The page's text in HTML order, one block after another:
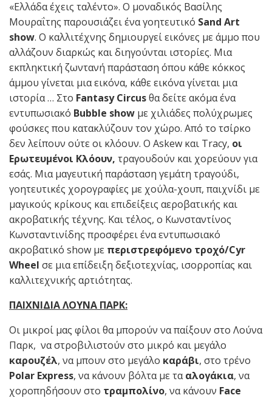
«Ελλάδα έχεις ταλέντο». Ο μοναδικός Βασίλης
Μουραΐτης παρουσιάζει ένα γοητευτικό Sand Art
show. Ο καλλιτέχνης δημιουργεί εικόνες με άμμο που
αλλάζουν διαρκώς και διηγούνται ιστορίες. Μια
εκπληκτική ζωντανή παράσταση όπου κάθε κόκκος
άμμου γίνεται μια εικόνα, κάθε εικόνα γίνεται μια
ιστορία … Στο Fantasy Circusθα δείτε ακόμα ένα
εντυπωσιακό Bubble show με χιλιάδες πολύχρωμες
φούσκες που κατακλύζουν τον χώρο. Από το τσίρκο
δεν λείπουν ούτε οι κλόουν. Ο Askew και Tracy, οι
Ερωτευμένοι Κλόουν, τραγουδούν και χορεύουν για
εσάς. Μια μαγευτική παράσταση γεμάτη τραγούδι,
γοητευτικές χορογραφίες με χούλα-χουπ, παιχνίδι με
μαγικούς κρίκους και επιδείξεις αεροβατικής και
ακροβατικής τέχνης. Και τέλος, ο Κωνσταντίνος
Κωνσταντινίδης προσφέρει ένα εντυπωσιακό
ακροβατικό show με περιστρεφόμενο τροχό/Cyr
Wheel σε μια επίδειξη δεξιοτεχνίας, ισορροπίας και
καλλιτεχνικής αρτιότητας.
ΠΑΙΧΝΙΔΙΑ ΛΟΥΝΑ ΠΑΡΚ:
Οι μικροί μας φίλοι θα μπορούν να παίξουν στο Λούνα
Παρκ, να στροβιλιστούν στο μικρό και μεγάλο
καρουζέλ, να μπουν στο μεγάλο καράβι, στο τρένο
Polar Express, να κάνουν βόλτα με τααλογάκια, να
χοροπηδήσουν στο τραμπολίνο, να κάνουν Face